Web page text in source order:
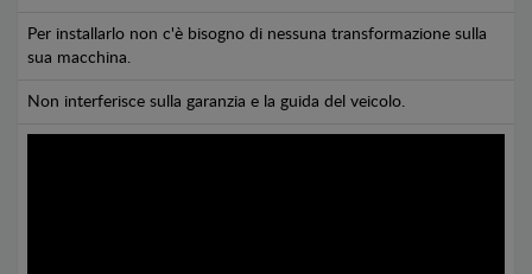
Per installarlo non c'è bisogno di nessuna transformazione sulla
sua macchina.
Non interferisce sulla garanzia e la guida del veicolo.